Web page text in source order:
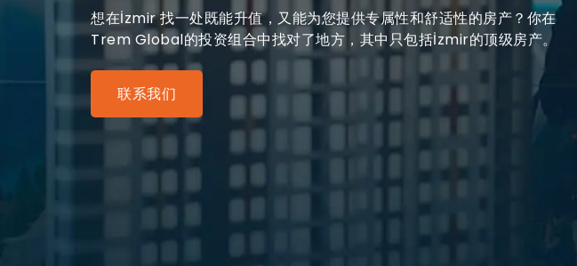
想在İzmir 找一处既能升值，又能为您提供专属性和舒适性的房产？你在
Trem Global的投资组合中找对了地方，其中只包括İzmir的顶级房产。
联系我们